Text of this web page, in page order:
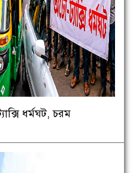
ধর্মঘট, চরম